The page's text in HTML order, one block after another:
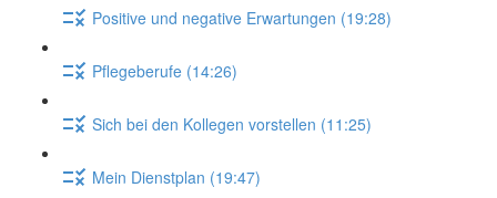
Positive und negative Erwartungen (19:28)
Pflegeberufe (14:26)
Sich bei den Kollegen vorstellen (11:25)
Mein Dienstplan (19:47)